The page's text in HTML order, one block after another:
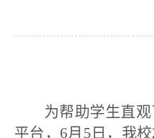
为帮助学生直
平台， 6月5日，我